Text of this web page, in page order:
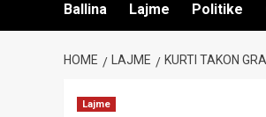
Ballina Lajme Politike
HOME LAJME KURTI TAKON
Lajme